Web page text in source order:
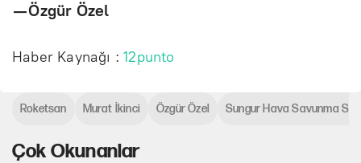
— Özgür Özel
Haber Kaynağı :12punto
Çok Okunanlar
Roketsan Murat İkinci Özgür Özel Sungur Hava Savunma